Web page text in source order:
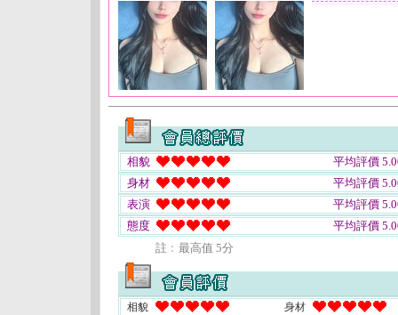
相貌
平均評價
身材
平均評價
表演
平均評價
態度
平均評價
註﹕最高值 5分
相貌 身材